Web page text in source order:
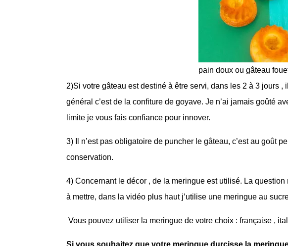
pain doux ou gâteau
2)Si votre gâteau est destiné à être servi, dans les 2 à 3 jours ,
général c’est de la confiture de goyave. Je n’ai jamais goûté
limite je vous fais confiance pour innover.
3) Il n’est pas obligatoire de puncher le gâteau, c’est au goût
conservation.
4) Concernant le décor , de la meringue est utilisé. La
à mettre, dans la vidéo plus haut j’utilise une meringue au
Vous pouvez utiliser la meringue de votre choix : française ,